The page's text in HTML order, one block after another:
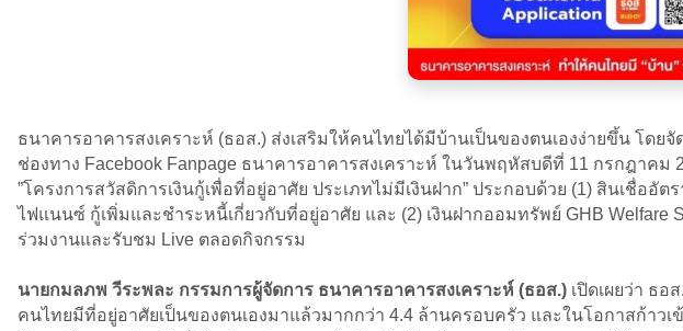
ธนาคารอาคารสงเคราะห์ (ธอส.) ส่งเสริมให้คนไทยได้มีบ้านเป็นของตนเองง่ายขึ้น โดย
ช่องทาง Facebook Fanpage ธนาคารอาคารสงเคราะห์ ในวันพฤหัสบดีที่ 11 กรกฎาค
”โครงการสวัสดิการเงินกู้เพื่อที่อยู่อาศัย ประเภทไม่มีเงินฝาก” ประกอบด้วย (1) สินเชื่อ
ไฟแนนซ์ กู้เพิ่มและชำระหนี้เกี่ยวกับที่อยู่อาศัย และ (2) เงินฝากออมทรัพย์ GHB Welfare
ร่วมงานและรับชม Live ตลอดกิจกรรม
นายกมลภพ วีระพละ กรรมการผู้จัดการ ธนาคารอาคารสงเคราะห์ (ธอส.) เปิดเผยว่า ธ
คนไทยมีที่อยู่อาศัยเป็นของตนเองมาแล้วมากกว่า 4.4 ล้านครอบครัว และในโอกาสก้า